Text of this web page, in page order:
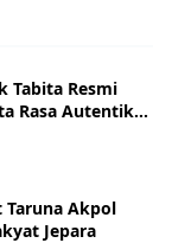
Tabita Resmi
Rasa Autentik
Taruna Akpol
Jepara